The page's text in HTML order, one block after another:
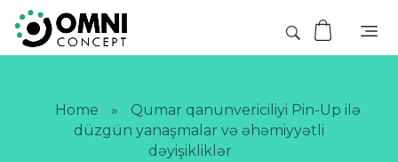
Home »
Qumar qanunvericiliyi Pin-Up ilə
düzgün yanaşmalar və əhəmiyyətli
dəyişikliklər